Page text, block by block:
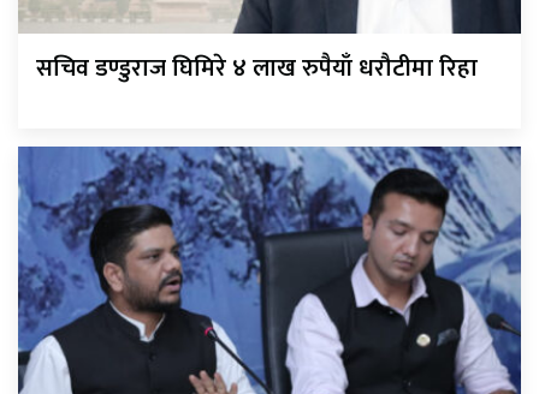
सचिव डण्डुराज घिमिरे ४ लाख रुपैयाँ धरौटीमा रिहा